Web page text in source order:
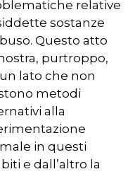
relative
sostanze
Questo atto
purtroppo,
lato che non
metodi
alla
in questi
e dall’altro la
HOME
CHI
ANIMALE